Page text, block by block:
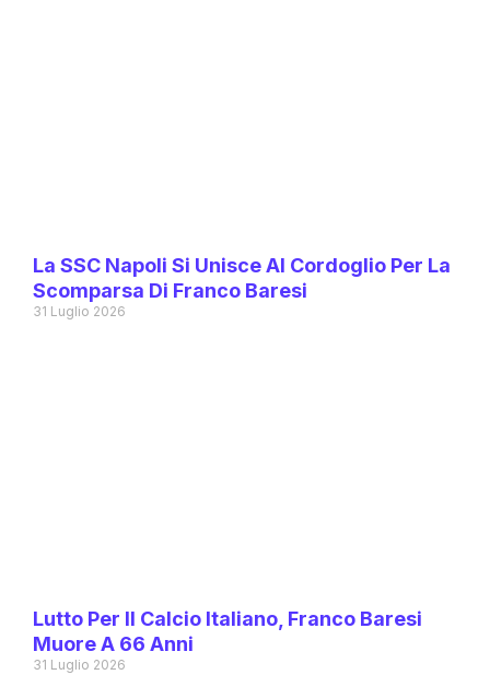
La SSC Napoli Si Unisce Al Cordoglio Per La
Scomparsa Di Franco Baresi
31 Luglio 2026
Lutto Per Il Calcio Italiano, Franco Baresi
Muore A 66 Anni
31 Luglio 2026